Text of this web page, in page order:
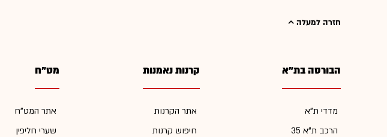
חזרה למעלה
הבורסה בת"א
מדדי ת"א
הרכב ת"א 35
קרנות נאמנות
אתר הקרנות
חיפוש קרנות
מט"ח
אתר המט"ח
שערי חליפין